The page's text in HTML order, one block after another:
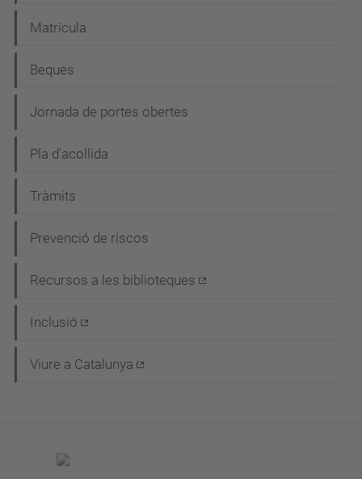
a
v
g
a
i
ó
Matrícula
Beques
Jornada de portes obertes
Pla d'acollida
Tràmits
Prevenció de riscos
Recursos a les biblioteques
Inclusió
Viure a Catalunya